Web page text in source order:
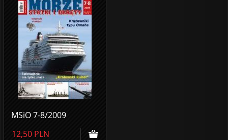
MSiO 7-8/2009
12,50 PLN